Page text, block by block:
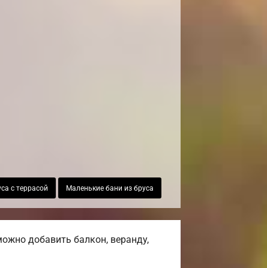
с террасой Маленькие бани из бруса
добавить балкон, веранду,